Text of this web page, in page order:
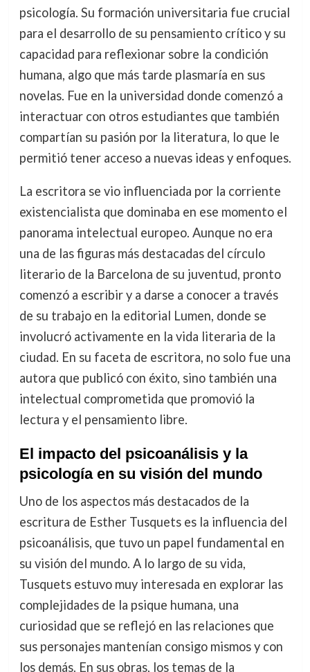
psicología. Su formación universitaria fue crucial
para el desarrollo de su pensamiento crítico y su
capacidad para reflexionar sobre la condición
humana, algo que más tarde plasmaría en sus
novelas. Fue en la universidad donde comenzó a
interactuar con otros estudiantes que también
compartían su pasión por la literatura, lo que le
permitió tener acceso a nuevas ideas y enfoques.
La escritora se vio influenciada por la corriente
existencialista que dominaba en ese momento el
panorama intelectual europeo. Aunque no era
una de las figuras más destacadas del círculo
literario de la Barcelona de su juventud, pronto
comenzó a escribir y a darse a conocer a través
de su trabajo en la editorial Lumen, donde se
involucró activamente en la vida literaria de la
ciudad. En su faceta de escritora, no solo fue una
autora que publicó con éxito, sino también una
intelectual comprometida que promovió la
lectura y el pensamiento libre.
El impacto del psicoanálisis y la
psicología en su visión del mundo
Uno de los aspectos más destacados de la
escritura de Esther Tusquets es la influencia del
psicoanálisis, que tuvo un papel fundamental en
su visión del mundo. A lo largo de su vida,
Tusquets estuvo muy interesada en explorar las
complejidades de la psique humana, una
curiosidad que se reflejó en las relaciones que
sus personajes mantenían consigo mismos y con
los demás. En sus obras, los temas de la